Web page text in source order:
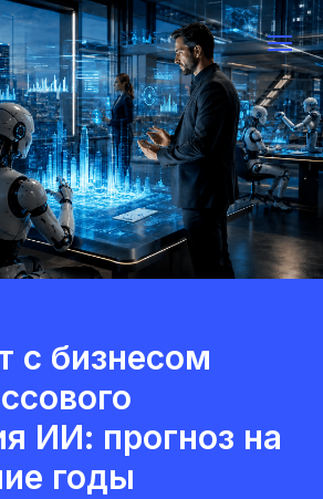
с бизнесом
ИИ: прогноз на
годы